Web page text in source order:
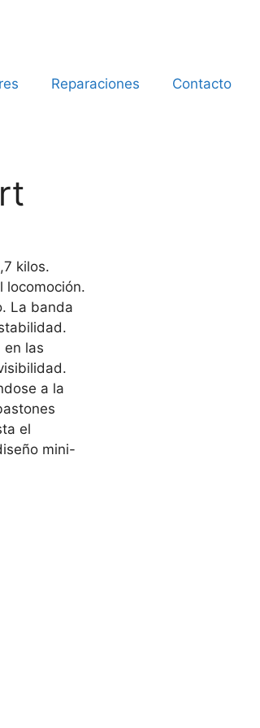
Reparaciones Contacto
kilos.
locomoción.
La banda
en las
a la
el
mini-